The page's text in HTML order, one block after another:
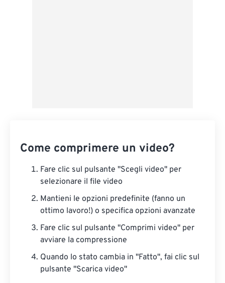
Come comprimere un video?
Fare clic sul pulsante "Scegli video" per
selezionare il file video
Mantieni le opzioni predefinite (fanno un
ottimo lavoro!) o specifica opzioni avanzate
Fare clic sul pulsante "Comprimi video" per
avviare la compressione
Quando lo stato cambia in "Fatto", fai clic sul
pulsante "Scarica video"